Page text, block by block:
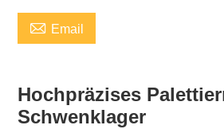
 Email
Hochpräzises
Schwenklager